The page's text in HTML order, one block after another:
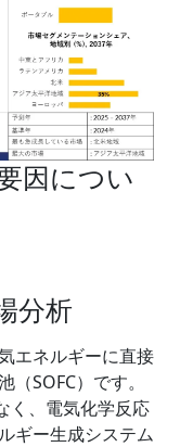
因につい
分析
エネルギーに直接
SOFC）です。
く、電気化学反応
ギー生成システム